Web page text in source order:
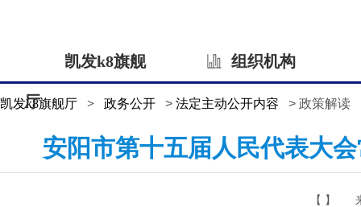
凯发k8旗舰
厅
组织机构
凯发k8旗舰厅 > 政务公开 > 法定主动公开内容 > 政策解读
安阳市第十五届人民代表大
【 】